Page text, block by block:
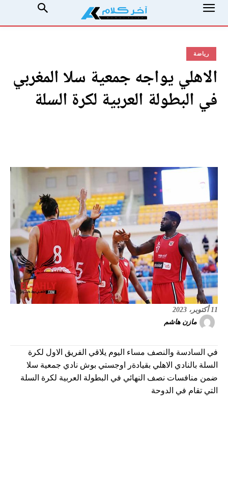
رياضة
الاهلي يواجه جمعية سلا المغربي
في البطولة العربية لكرة السلة
11 أكتوبر، 2023
مازن هاشم
في السادسة والنصف مساء اليوم يلاقي الفريق الاول لكرة
السلة بالنادي الاهلي بقيادةر اوجستي بوش نادي جمعية سلا
ضمن منافسات نصف النهائي في البطولة العربية لكرة السلة
التي تقام في الدوحة